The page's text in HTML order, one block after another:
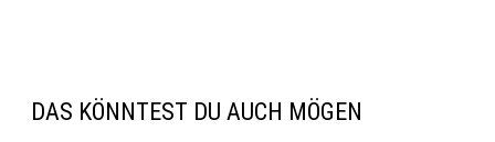
DAS KÖNNTEST DU AUCH MÖGEN